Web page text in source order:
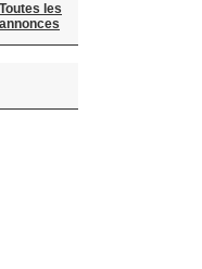
Toutes les
annonces